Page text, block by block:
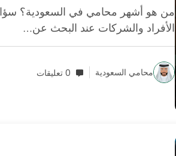
من هو أشهر محامي في السعودية؟
الأفراد والشركات عند البحث عن…
محامي السعودية 0 تعليقات